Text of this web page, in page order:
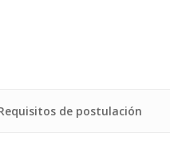
de postulación